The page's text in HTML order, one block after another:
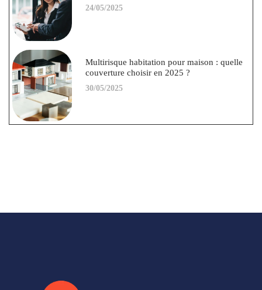
24/05/2025
Multirisque habitation pour maison : quelle
couverture choisir en 2025 ?
30/05/2025